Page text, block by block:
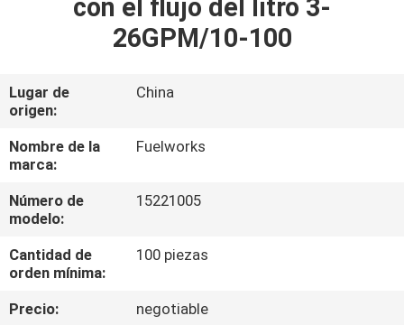
SOBRE
NOSOTROS
TOUR
LA
FÁBRICA
con el flujo del litro 3-
26GPM/10-100
Lugar de
origen:
China
Nombre de la
marca:
Fuelworks
Número de
modelo:
15221005
Cantidad de
orden mínima:
100 piezas
Precio:
negotiable